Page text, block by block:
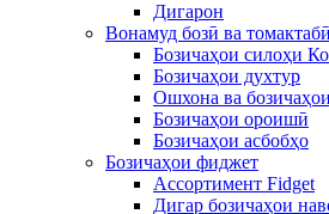
Дигарон
Вонамуд бозӣ ва томактабӣ
Бозичаҳои силоҳи
Бозичаҳои духтур
Ошхона ва
Бозичаҳои ороишӣ
Бозичаҳои асбобҳо
Бозичаҳои фиджет
Ассортимент Fidget
Дигар бозичаҳои